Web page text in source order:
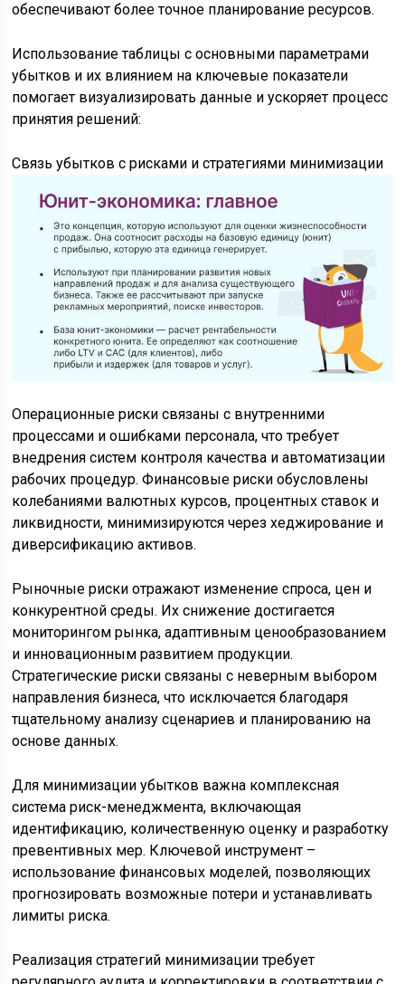
обеспечивают более точное планирование ресурсов.
Использование таблицы с основными параметрами
убытков и их влиянием на ключевые показатели
помогает визуализировать данные и ускоряет процесс
принятия решений:
Связь убытков с рисками и стратегиями минимизации
Операционные риски связаны с внутренними
процессами и ошибками персонала, что требует
внедрения систем контроля качества и автоматизации
рабочих процедур. Финансовые риски обусловлены
колебаниями валютных курсов, процентных ставок и
ликвидности, минимизируются через хеджирование и
диверсификацию активов.
Рыночные риски отражают изменение спроса, цен и
конкурентной среды. Их снижение достигается
мониторингом рынка, адаптивным ценообразованием
и инновационным развитием продукции.
Стратегические риски связаны с неверным выбором
направления бизнеса, что исключается благодаря
тщательному анализу сценариев и планированию на
основе данных.
Для минимизации убытков важна комплексная
система риск-менеджмента, включающая
идентификацию, количественную оценку и разработку
превентивных мер. Ключевой инструмент –
использование финансовых моделей, позволяющих
прогнозировать возможные потери и устанавливать
лимиты риска.
Реализация стратегий минимизации требует